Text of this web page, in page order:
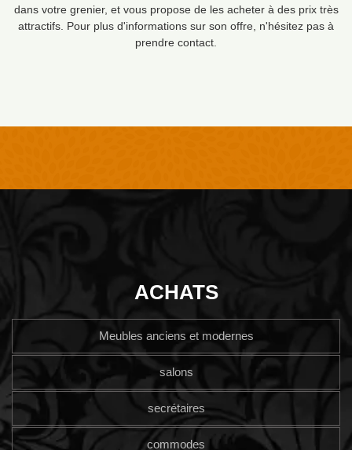
dans votre grenier, et vous propose de les acheter à des prix très
attractifs. Pour plus d'informations sur son offre, n'hésitez pas à
prendre contact.
ACHATS
Meubles anciens et modernes
salons
secrétaires
commodes